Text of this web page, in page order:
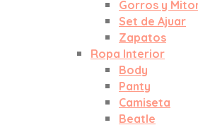
Gorros y
Set de Ajuar
Zapatos
Ropa Interior
Body
Panty
Camiseta
Beatle